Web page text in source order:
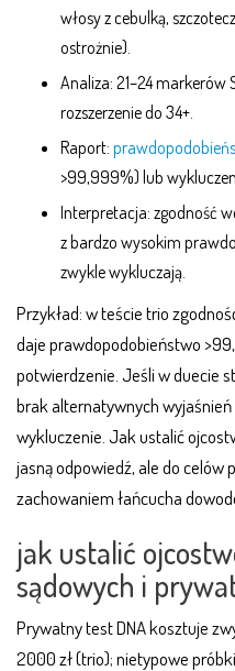
włosy z cebulką,
ostrożnie).
Analiza: 21–24 markerów
rozszerzenie do 34+.
Raport:
>99,999%) lub
Interpretacja: zgodność
z bardzo wysokim
zwykle wykluczają.
Przykład: w teście trio
daje prawdopodobieństwo
potwierdzenie. Jeśli w duecie
brak alternatywnych
wykluczenie. Jak ustalić
jasną odpowiedź, ale do celów
zachowaniem łańcucha
jak ustalić
sądowych i
Prywatny test DNA kosztuje
2000 zł (trio); nietypowe